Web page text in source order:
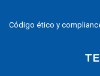
Código ético y